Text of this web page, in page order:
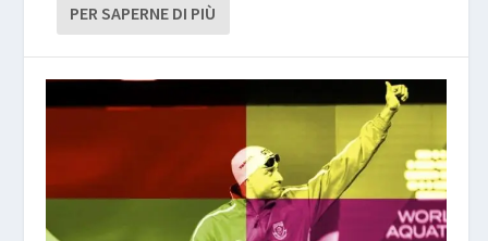
PER SAPERNE DI PIÙ